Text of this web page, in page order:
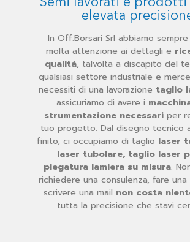
elevata
In Off.Borsari Srl abbiamo
molta attenzione ai dettagli e
qualità, talvolta a discapito del
qualsiasi settore industriale e
necessiti di una lavorazione taglio
assicuriamo di avere i
strumentazione necessariper
tuo progetto. Dal disegno tecnico
finito, ci occupiamo di taglio laser
laser tubolare, taglio laser
piegatura lamiera su misura.
richiedere una consulenza, fare
scrivere una mail non costa
tutta la precisione che stavi